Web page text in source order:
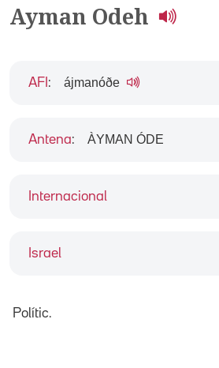
Ayman Odeh
Internacional
Israel
AFI : ájmanóðe
Antena: ÀYMAN ÓDE
Polític.